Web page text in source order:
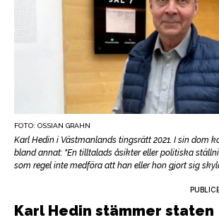
FOTO: OSSIAN GRAHN
Karl Hedin i Västmanlands tingsrätt 2021. I sin dom
bland annat: "En tilltalads åsikter eller politiska
som regel inte medföra att han eller hon gjort sig
Karl Hedin stämmer staten